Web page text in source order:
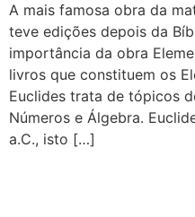
A mais famosa obra da
teve edições depois da
importância da obra
livros que constituem os
Euclides trata de tópicos
Números e Álgebra.
a.C., isto […]